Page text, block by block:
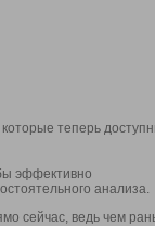
теперь
эффективно
анализа.
сейчас, ведь чем